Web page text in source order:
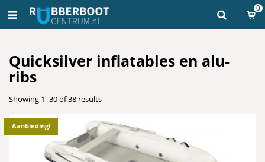
0
Quicksilver inflatables en alu-
ribs
Showing 1–30 of 38 results
Aanbieding!